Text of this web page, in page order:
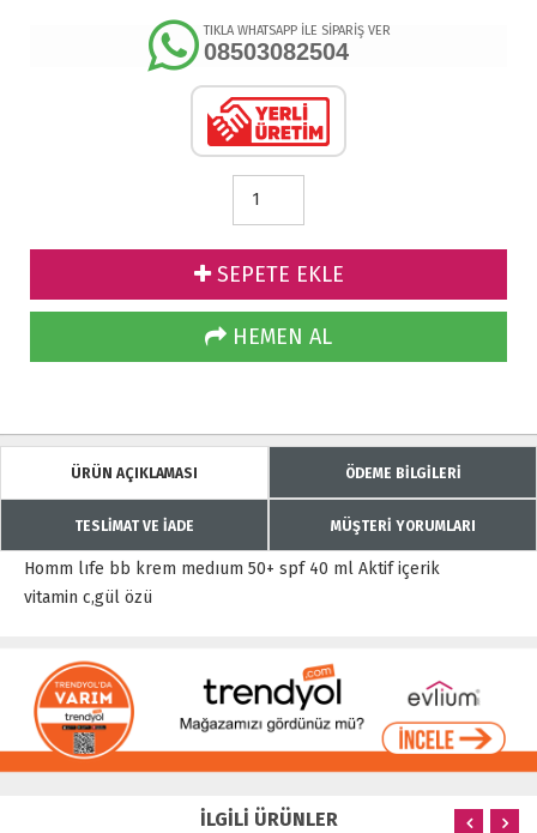
TIKLA WHATSAPP İLE SİPARİŞ VER
08503082504
SEPETE EKLE
HEMEN AL
ÜRÜN AÇIKLAMASI ÖDEME BİLGİLERİ
TESLİMAT VE İADE MÜŞTERİ YORUMLARI
Homm lıfe bb krem medıum 50+ spf 40 ml Aktif içerik
vitamin c,gül özü
İLGİLİ ÜRÜNLER